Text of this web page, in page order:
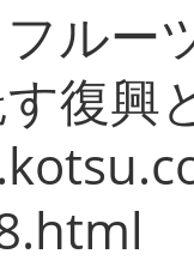
ルー
復興